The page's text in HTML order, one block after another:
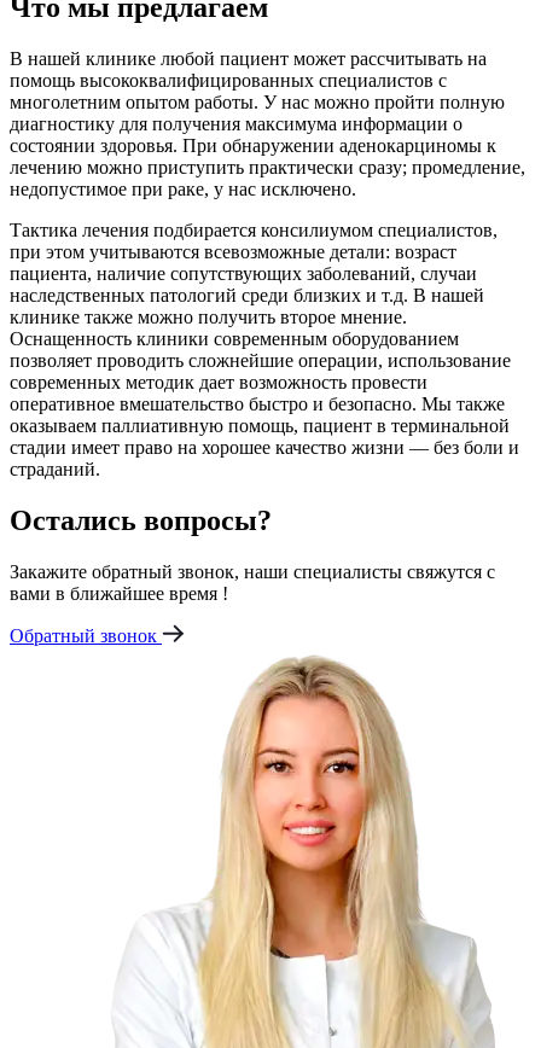
Что мы предлагаем
В нашей клинике любой пациент может рассчитывать на
помощь высококвалифицированных специалистов с
многолетним опытом работы. У нас можно пройти полную
диагностику для получения максимума информации о
состоянии здоровья. При обнаружении аденокарциномы к
лечению можно приступить практически сразу; промедление,
недопустимое при раке, у нас исключено.
Тактика лечения подбирается консилиумом специалистов,
при этом учитываются всевозможные детали: возраст
пациента, наличие сопутствующих заболеваний, случаи
наследственных патологий среди близких и т.д. В нашей
клинике также можно получить второе мнение.
Оснащенность клиники современным оборудованием
позволяет проводить сложнейшие операции, использование
современных методик дает возможность провести
оперативное вмешательство быстро и безопасно. Мы также
оказываем паллиативную помощь, пациент в терминальной
стадии имеет право на хорошее качество жизни — без боли и
страданий.
Остались вопросы?
Закажите обратный звонок, наши специалисты свяжутся с
вами в ближайшее время !
Обратный звонок